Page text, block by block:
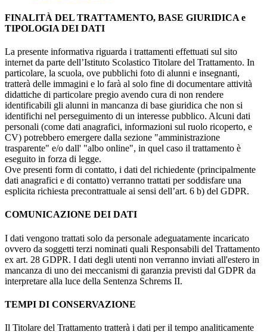
FINALITÀ DEL TRATTAMENTO, BASE GIURIDICA e
TIPOLOGIA DEI DATI
La presente informativa riguarda i trattamenti effettuati sul sito
internet da parte dell’Istituto Scolastico Titolare del Trattamento. In
particolare, la scuola, ove pubblichi foto di alunni e insegnanti,
tratterà delle immagini e lo farà al solo fine di documentare attività
didattiche di particolare pregio avendo cura di non rendere
identificabili gli alunni in mancanza di base giuridica che non si
identifichi nel perseguimento di un interesse pubblico. Alcuni dati
personali (come dati anagrafici, informazioni sul ruolo ricoperto, e
CV) potrebbero emergere dalla sezione "amministrazione
trasparente" e/o dall' "albo online", in quel caso il trattamento è
eseguito in forza di legge.
Ove presenti form di contatto, i dati del richiedente (principalmente
dati anagrafici e di contatto) verranno trattati per soddisfare una
esplicita richiesta precontrattuale ai sensi dell’art. 6 b) del GDPR.
COMUNICAZIONE DEI DATI
I dati vengono trattati solo da personale adeguatamente incaricato
ovvero da soggetti terzi nominati quali Responsabili del Trattamento
ex art. 28 GDPR. I dati degli utenti non verranno inviati all'estero in
mancanza di uno dei meccanismi di garanzia previsti dal GDPR da
interpretare alla luce della Sentenza Schrems II.
TEMPI DI CONSERVAZIONE
Il Titolare del Trattamento tratterà i dati per il tempo analiticamente